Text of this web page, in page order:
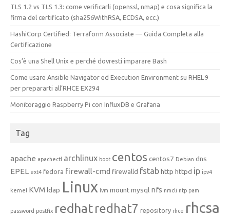
TLS 1.2 vs TLS 1.3: come verificarli (openssl, nmap) e cosa significa la
firma del certificato (sha256WithRSA, ECDSA, ecc.)
HashiCorp Certified: Terraform Associate — Guida Completa alla
Certificazione
Cos’è una Shell Unix e perché dovresti imparare Bash
Come usare Ansible Navigator ed Execution Environment su RHEL 9
per prepararti all’RHCE EX294
Monitoraggio Raspberry Pi con InfluxDB e Grafana
Tag
apache apachectl archlinux boot centoscentos7 Debian dns
EPEL ext4 fedora firewall-cmd firewalld fstabhttp httpd ip ipv4
kernel KVM ldap Linux lvm mountmysql nfs nmcli ntp pam
password postfix redhatredhat7 repository rhce rhcsa